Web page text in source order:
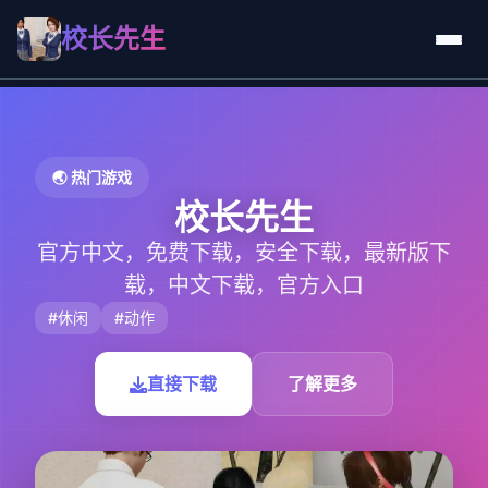
校长先生
🌏 热门游戏
校长先生
官方中文，免费下载，安全下载，最新版下
载，中文下载，官方入口
#休闲 #动作
直接下载 了解更多